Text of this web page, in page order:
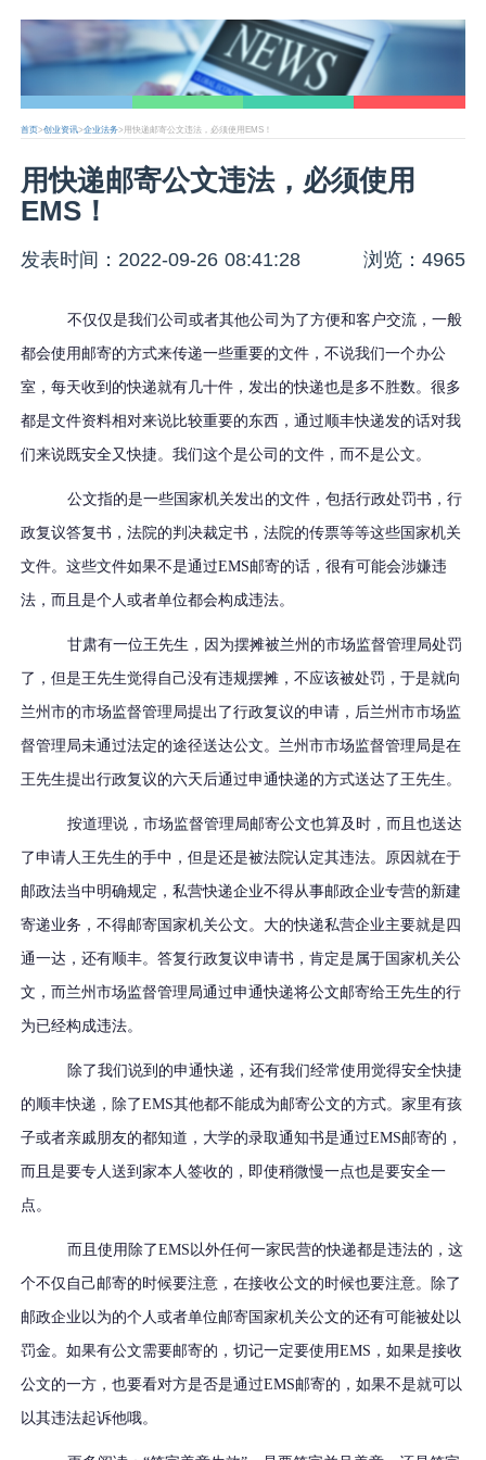
首页>创业资讯>企业法务>用快递邮寄公文违法，必须使用EMS！
用快递邮寄公文违法，必须使用
EMS！
发表时间：2022-09-26 08:41:28 浏览：4965
不仅仅是我们公司或者其他公司为了方便和客户交流，一般
都会使用邮寄的方式来传递一些重要的文件，不说我们一个办公
室，每天收到的快递就有几十件，发出的快递也是多不胜数。很多
都是文件资料相对来说比较重要的东西，通过顺丰快递发的话对我
们来说既安全又快捷。我们这个是公司的文件，而不是公文。
公文指的是一些国家机关发出的文件，包括行政处罚书，行
政复议答复书，法院的判决裁定书，法院的传票等等这些国家机关
文件。这些文件如果不是通过EMS邮寄的话，很有可能会涉嫌违
法，而且是个人或者单位都会构成违法。
甘肃有一位王先生，因为摆摊被兰州的市场监督管理局处罚
了，但是王先生觉得自己没有违规摆摊，不应该被处罚，于是就向
兰州市的市场监督管理局提出了行政复议的申请，后兰州市市场监
督管理局未通过法定的途径送达公文。兰州市市场监督管理局是在
王先生提出行政复议的六天后通过申通快递的方式送达了王先生。
按道理说，市场监督管理局邮寄公文也算及时，而且也送达
了申请人王先生的手中，但是还是被法院认定其违法。原因就在于
邮政法当中明确规定，私营快递企业不得从事邮政企业专营的新建
寄递业务，不得邮寄国家机关公文。大的快递私营企业主要就是四
通一达，还有顺丰。答复行政复议申请书，肯定是属于国家机关公
文，而兰州市场监督管理局通过申通快递将公文邮寄给王先生的行
为已经构成违法。
除了我们说到的申通快递，还有我们经常使用觉得安全快捷
的顺丰快递，除了EMS其他都不能成为邮寄公文的方式。家里有孩
子或者亲戚朋友的都知道，大学的录取通知书是通过EMS邮寄的，
而且是要专人送到家本人签收的，即使稍微慢一点也是要安全一
点。
而且使用除了EMS以外任何一家民营的快递都是违法的，这
个不仅自己邮寄的时候要注意，在接收公文的时候也要注意。除了
邮政企业以为的个人或者单位邮寄国家机关公文的还有可能被处以
罚金。如果有公文需要邮寄的，切记一定要使用EMS，如果是接收
公文的一方，也要看对方是否是通过EMS邮寄的，如果不是就可以
以其违法起诉他哦。